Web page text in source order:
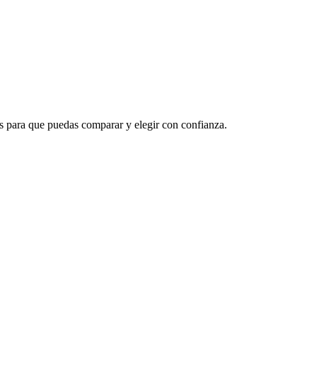
que puedas comparar y elegir con confianza.